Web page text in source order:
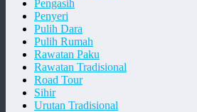
Pengasih
Penyeri
Pulih Dara
Pulih Rumah
Rawatan Paku
Rawatan Tradisional
Road Tour
Sihir
Urutan Tradisional